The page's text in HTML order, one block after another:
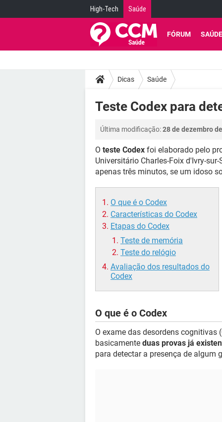
High-Tech Saúde
FÓRUM SAÚDE
Dicas Saúde
Teste Codex para
Última modificação:28 de dezembro
O teste Codex foi elaborado pelo
Universitário Charles-Foix d'Ivry-
apenas três minutos, se um idoso
O que é o Codex
Características do Codex
Etapas do Codex
Teste de memória
Teste do relógio
Avaliação dos resultados do
Codex
O que é o Codex
O exame das desordens cognitivas
basicamente duas provas já
para detectar a presença de algum